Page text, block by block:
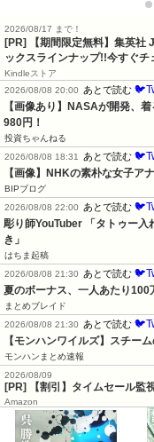
2026/08/17 まで！
[PR] 【期間限定無料】集英社
ックスラインナップ!!今すぐ
Kindleストア
2026/08/08 20:00
あとで読む
【画像あり】NASAが開発、
980円！
投資ちゃんねる
2026/08/08 18:31
あとで読む
【画像】NHKの素朴な女子ア
BIPブログ
2026/08/08 22:00
あとで読む
彫り師YouTuber 「タトゥー
き」
はちま起稿
2026/08/08 21:30
あとで読む
夏のボーナス、一人あたり
まとめブレイド
2026/08/08 21:30
あとで読む
【モンハンワイルズ】スチー
モンハンまとめ速報
2026/08/09
[PR] 【割引】タイムセール監
Amazon